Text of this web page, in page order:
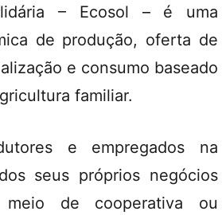
– Ecosol – é uma
de produção, oferta de
e consumo baseado
familiar.
e empregados na
seus próprios negócios
meio de cooperativa ou